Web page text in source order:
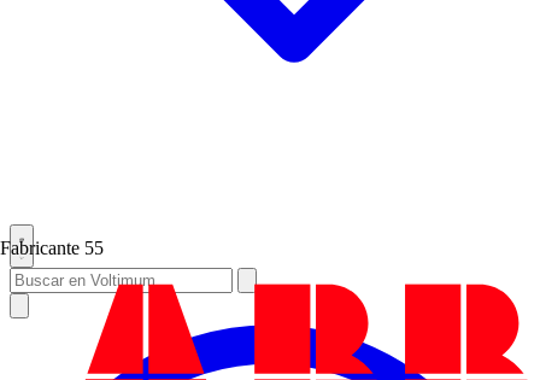
Fabricante 55